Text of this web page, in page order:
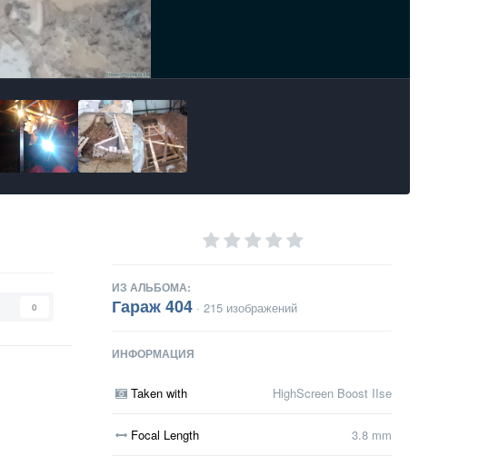
0
ИЗ АЛЬБОМА:
Гараж 404 · 215 изображений
ИНФОРМАЦИЯ
Taken with HighScreen Boost IIse
Focal Length 3.8 mm